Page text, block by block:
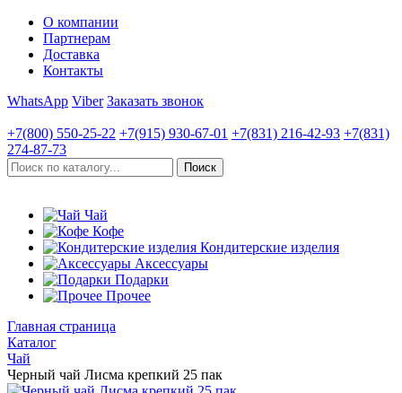
О компании
Партнерам
Доставка
Контакты
WhatsApp Viber Заказать звонок
+7(800) 550-25-22 +7(915) 930-67-01 +7(831) 216-42-93 +7(831)
274-87-73
Чай
Кофе
Кондитерские изделия
Аксессуары
Подарки
Прочее
Главная страница
Каталог
Чай
Черный чай Лисма крепкий 25 пак